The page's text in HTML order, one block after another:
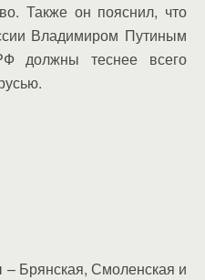
Также он пояснил, что
Владимиром Путиным
должны теснее всего
Брянская, Смоленская и